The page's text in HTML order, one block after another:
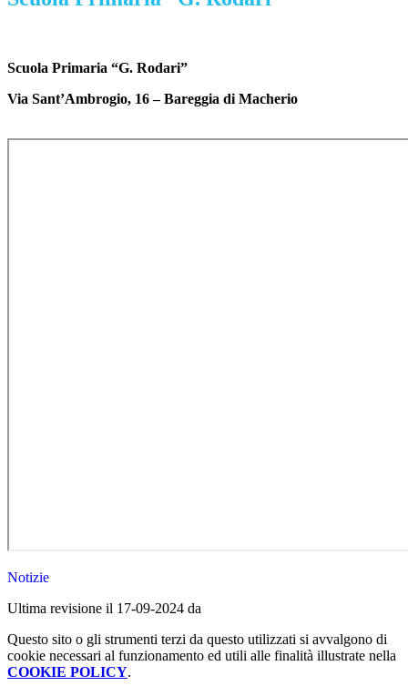
Scuola Primaria “G. Rodari”
Via Sant’Ambrogio, 16 – Bareggia di Macherio
Notizie
Ultima revisione il 17-09-2024 da
Questo sito o gli strumenti terzi da questo utilizzati si avvalgono di
cookie necessari al funzionamento ed utili alle finalità illustrate nella
COOKIE POLICY.